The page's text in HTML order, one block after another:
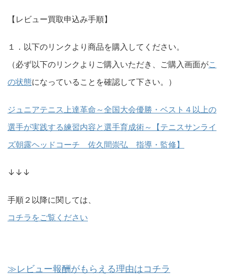
【レビュー買取申込み手順】
１．以下のリンクより商品を購入してください。
（必ず以下のリンクよりご購入いただき、ご購入画面がこ
の状態になっていることを確認して下さい。）
ジュニアテニス上達革命～全国大会優勝・ベスト４以上の
選手が実践する練習内容と選手育成術～【テニスサンライ
ズ朝露ヘッドコーチ 佐久間崇弘 指導・監修】
↓↓↓
手順２以降に関しては、
コチラをご覧ください
≫レビュー報酬がもらえる理由はコチラ